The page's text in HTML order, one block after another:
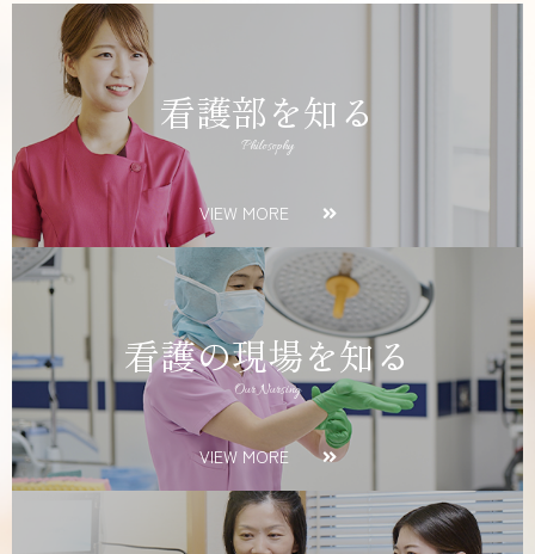
看護部を知る
Philosophy
VIEW MORE
看護の現場を知る
Our Nursing
VIEW MORE